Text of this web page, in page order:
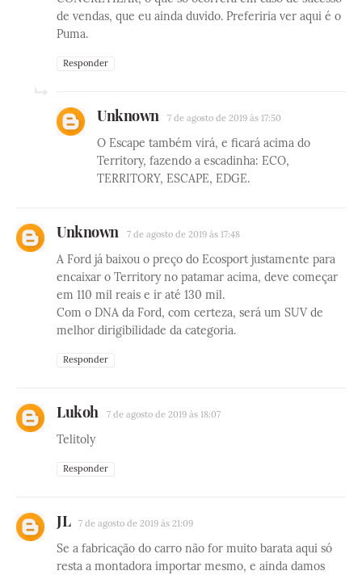
de vendas, que eu ainda duvido. Preferiria ver aqui é o
Puma.
Responder
Unknown 7 de agosto de 2019 às 17:50
O Escape também virá, e ficará acima do
Territory, fazendo a escadinha: ECO,
TERRITORY, ESCAPE, EDGE.
Unknown 7 de agosto de 2019 às 17:48
A Ford já baixou o preço do Ecosport justamente para
encaixar o Territory no patamar acima, deve começar
em 110 mil reais e ir até 130 mil.
Com o DNA da Ford, com certeza, será um SUV de
melhor dirigibilidade da categoria.
Responder
Lukoh 7 de agosto de 2019 às 18:07
Telitoly
Responder
JL 7 de agosto de 2019 às 21:09
Se a fabricação do carro não for muito barata aqui só
resta a montadora importar mesmo, e ainda damos